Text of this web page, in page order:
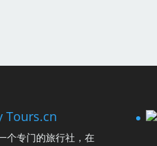
Tours.cn
个专门的旅行社，在